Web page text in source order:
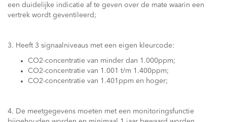
een duidelijke indicatie af te geven over de mate waarin een
vertrek wordt geventileerd;
3. Heeft 3 signaalniveaus met een eigen kleurcode:
CO2-concentratie van minder dan 1.000ppm;
CO2-concentratie van 1.001 t/m 1.400ppm;
CO2-concentratie van 1.401ppm en hoger;
4. De meetgegevens moeten met een monitoringsfunctie